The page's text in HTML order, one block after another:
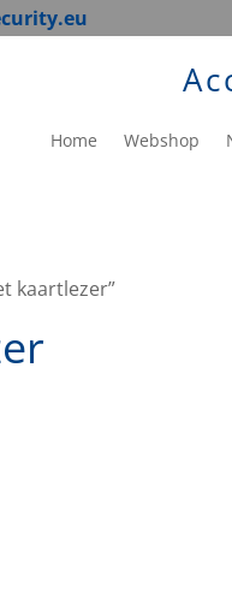
Home Webshop
kaartlezer”